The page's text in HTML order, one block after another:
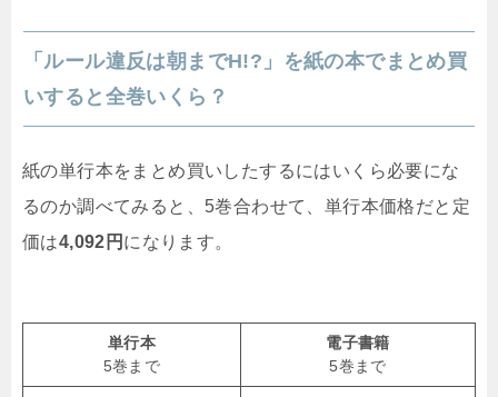
「ルール違反は朝までH!?」を紙の本でまとめ買
いすると全巻いくら？
紙の単行本をまとめ買いしたするにはいくら必要にな
るのか調べてみると、5巻合わせて、単行本価格だと定
価は4,092円 になります。
単行本
5巻まで
電子書籍
5巻まで